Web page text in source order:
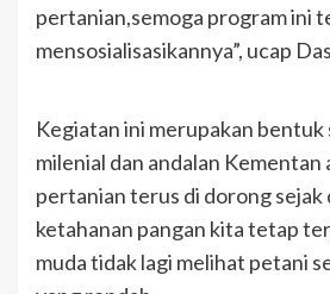
pertanian,semoga program ini
mensosialisasikannya”, ucap
Kegiatan ini merupakan
milenial dan andalan
pertanian terus di dorong sejak
ketahanan pangan kita tetap
muda tidak lagi melihat petani